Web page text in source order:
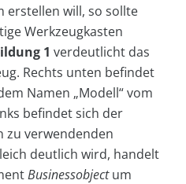
erstellen will, so sollte
Werkzeugkasten
1 verdeutlicht das
Rechts unten befindet
Namen „Modell“ vom
befindet sich der
zu verwendenden
deutlich wird, handelt
Businessobjectum